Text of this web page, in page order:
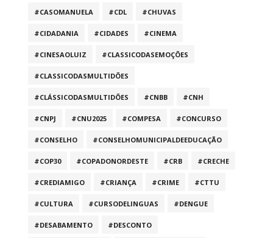
#CASOMANUELA #CDL #CHUVAS
#CIDADANIA #CIDADES #CINEMA
#CINESAOLUIZ #CLASSICODASEMOÇÕES
#CLASSICODASMULTIDÕES
#CLÁSSICODASMULTIDÕES #CNBB #CNH
#CNPJ #CNU2025 #COMPESA #CONCURSO
#CONSELHO #CONSELHOMUNICIPALDEEDUCAÇÃO
#COP30 #COPADONORDESTE #CRB #CRECHE
#CREDIAMIGO #CRIANÇA #CRIME #CTTU
#CULTURA #CURSODELINGUAS #DENGUE
#DESABAMENTO #DESCONTO